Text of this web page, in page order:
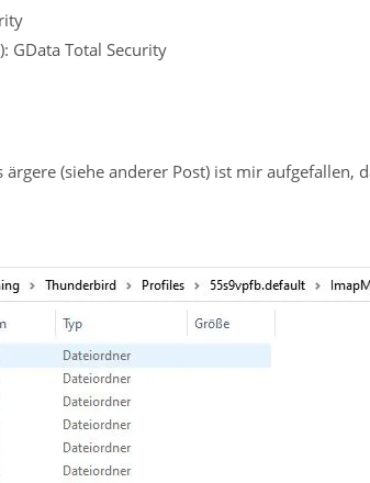
GData Total Security
(siehe anderer Post) ist mir aufgefallen,